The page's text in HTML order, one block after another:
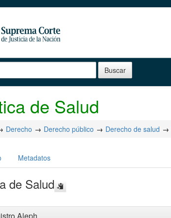
de Salud
Derecho Derecho público Derecho de salud
Metadatos
de Salud